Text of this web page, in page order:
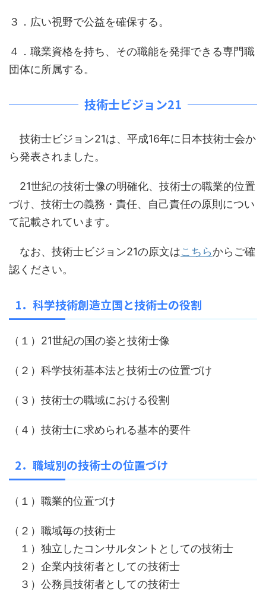
３．広い視野で公益を確保する。
４．職業資格を持ち、その職能を発揮できる専門職
団体に所属する。
技術士ビジョン21
技術士ビジョン21は、平成16年に日本技術士会か
ら発表されました。
21世紀の技術士像の明確化、技術士の職業的位置
づけ、技術士の義務・責任、自己責任の原則につい
て記載されています。
なお、技術士ビジョン21の原文はこちらからご確
認ください。
1．科学技術創造立国と技術士の役割
（１）21世紀の国の姿と技術士像
（２）科学技術基本法と技術士の位置づけ
（３）技術士の職域における役割
（４）技術士に求められる基本的要件
2．職域別の技術士の位置づけ
（１）職業的位置づけ
（２）職域毎の技術士
１）独立したコンサルタントとしての技術士
２）企業内技術者としての技術士
３）公務員技術者としての技術士